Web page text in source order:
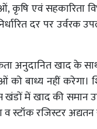
कृषि एवं सहकारिता
दर पर उर्वरक
अनुदानित खाद के
को बाध्य नहीं
खंडों में खाद की
व स्टॉक रजिस्टर